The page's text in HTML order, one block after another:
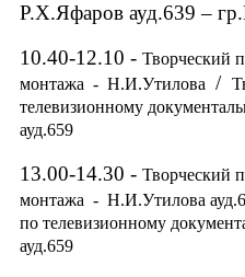
Р.Х.Яфаров ауд.639 –
10.40-12.10 - Творческий
монтажа - Н.И.Утилова /
телевизионному
ауд.659
1 3.00-14.30 - Творческий
монтажа - Н.И.Утилова
по телевизионному
ауд.659